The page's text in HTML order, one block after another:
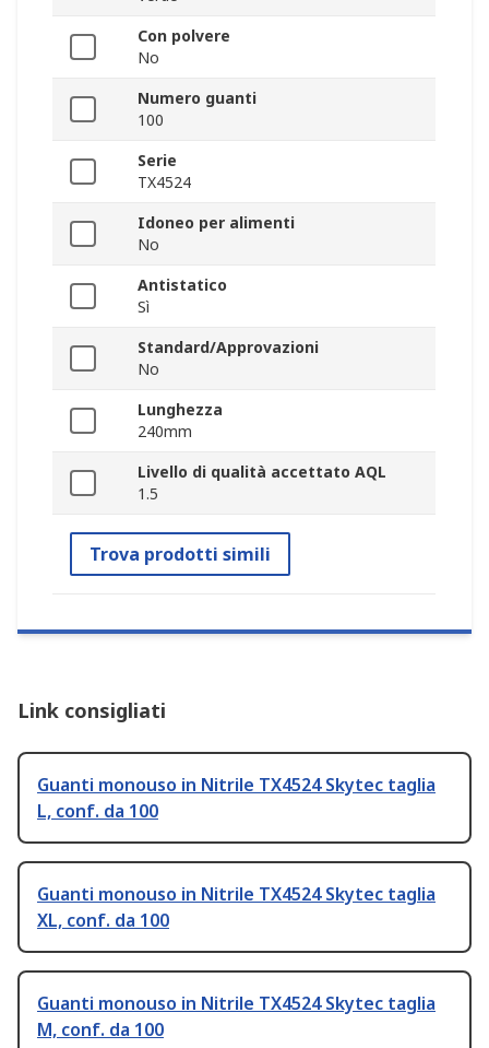
Con polvere
No
Numero guanti
100
Serie
TX4524
Idoneo per alimenti
No
Antistatico
Sì
Standard/Approvazioni
No
Lunghezza
240mm
Livello di qualità accettato AQL
1.5
Trova prodotti simili
Link consigliati
Guanti monouso in Nitrile TX4524 Skytec taglia
L, conf. da 100
Guanti monouso in Nitrile TX4524 Skytec taglia
XL, conf. da 100
Guanti monouso in Nitrile TX4524 Skytec taglia
M, conf. da 100